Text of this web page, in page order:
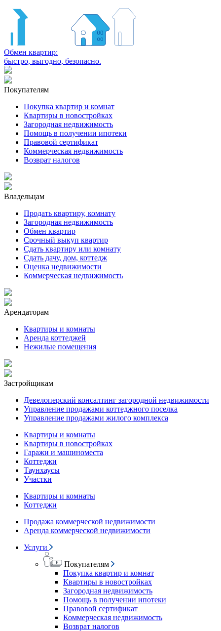
Обмен квартир:
быстро, выгодно, безопасно.
Покупателям
Покупка квартир и комнат
Квартиры в новостройках
Загородная недвижимость
Помощь в получении ипотеки
Правовой сертификат
Коммерческая недвижимость
Возврат налогов
Владельцам
Продать квартиру, комнату
Загородная недвижимость
Обмен квартир
Срочный выкуп квартир
Сдать квартиру или комнату
Сдать дачу, дом, коттедж
Оценка недвижимости
Коммерческая недвижимость
Арендаторам
Квартиры и комнаты
Аренда коттеджей
Нежилые помещения
Застройщикам
Девелоперский консалтинг загородной недвижимости
Управление продажами коттеджного поселка
Управление продажами жилого комплекса
Квартиры и комнаты
Квартиры в новостройках
Гаражи и машиноместа
Коттеджи
Таунхаусы
Участки
Квартиры и комнаты
Коттеджи
Продажа коммерческой недвижимости
Аренда коммерческой недвижимости
Услуги
Покупателям
Покупка квартир и комнат
Квартиры в новостройках
Загородная недвижимость
Помощь в получении ипотеки
Правовой сертификат
Коммерческая недвижимость
Возврат налогов